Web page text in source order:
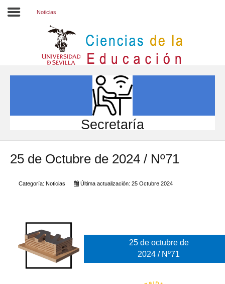
INVESTIGACIÓN
INTERNACIONAL
Directorio FCCE
Noticias
Secretaría
25 de Octubre de 2024 / Nº71
Categoría: Noticias Última actualización: 25 Octubre 2024
25 de octubre de
2024 / Nº71